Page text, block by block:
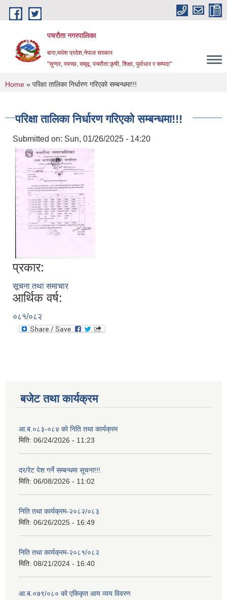
Skip to main content
पचरौता नगरपालिका
बारा,मधेश प्रदेश,नेपाल सरकार
"सुन्दर, स्वच्छ, समृद्व, पचरौता:कृषी, शिक्षा, पुर्वाधार र सम्पदा"
You are here
Home » परिक्षा तालिका निर्धारण गरिएको सम्बन्धमा!!!
परिक्षा तालिका निर्धारण गरिएको सम्बन्धमा!!!
Submitted on: Sun, 01/26/2025 - 14:20
प्रकार:
सूचना तथा समाचार
आर्थिक वर्ष:
०८१/०८२
बजेट तथा कार्यक्रम
आ.ब.०८३-०८४ काे निति तथा कार्यक्रम
मिति: 06/24/2026 - 11:23
दर/रेट पेश गर्ने सम्बन्धमा सूचना!!!
मिति: 06/08/2026 - 11:02
निति तथा कार्यक्रम-२०८२/०८३
मिति: 06/26/2025 - 16:49
निति तथा कार्यक्रम-२०८१/०८२
मिति: 08/21/2024 - 16:40
आ.ब.०७९/०८० को एकिकृत आय व्यय विवरण